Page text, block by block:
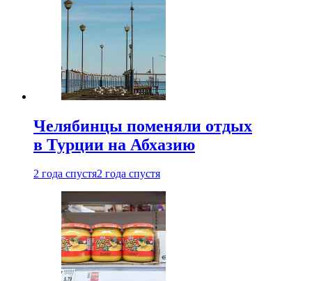
Челябинцы поменяли отдых
в Турции на Абхазию
2 года спустя2 года спустя